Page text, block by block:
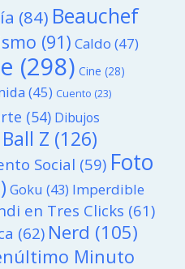
(84) Beauchef
(91) Caldo (47)
(298) Cine (28)
(45) Cuento (23)
(54) Dibujos
Z (126)
Social (59) Foto
Goku (43) Imperdible
en Tres Clicks (61)
(62) Nerd (105)
Minuto